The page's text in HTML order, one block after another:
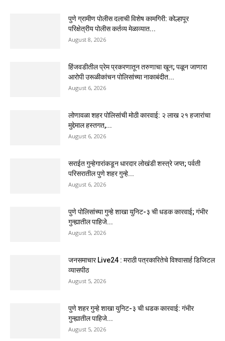
पुणे ग्रामीण पोलीस दलाची विशेष कामगिरी: कोल्हापूर
परिक्षेत्रीय पोलीस कर्तव्य मेळाव्यात...
August 8, 2026
हिंजवडीतील प्रेम प्रकरणातून तरुणाचा खून; पळून जाणारा
आरोपी उरूळीकांचन पोलिसांच्या नाकाबंदीत...
August 6, 2026
लोणावळा शहर पोलिसांची मोठी कारवाई: २ लाख २१ हजारांचा
मुद्देमाल हस्तगत,...
August 6, 2026
सराईत गुन्हेगारांकडून धारदार लोखंडी शस्त्रे जप्त; पर्वती
परिसरातील पुणे शहर गुन्हे...
August 6, 2026
पुणे पोलिसांच्या गुन्हे शाखा युनिट-३ ची धडक कारवाई; गंभीर
गुन्ह्यातील पाहिजे...
August 5, 2026
जनसमाचार Live24 : मराठी पत्रकारितेचे विश्वासार्ह डिजिटल
व्यासपीठ
August 5, 2026
पुणे शहर गुन्हे शाखा युनिट-३ ची धडक कारवाई: गंभीर
गुन्ह्यातील पाहिजे...
August 5, 2026